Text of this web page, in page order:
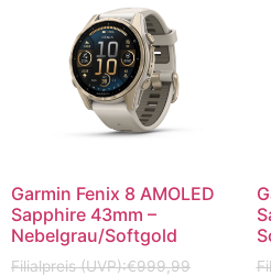
Garmin Fenix 8 AMOLED
Sapphire 43mm –
Nebelgrau/Softgold
€999,99